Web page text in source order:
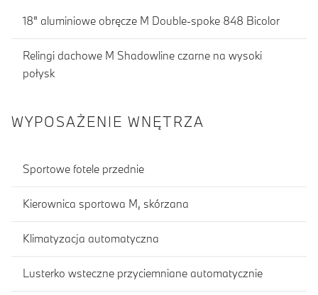
18" aluminiowe obręcze M Double-spoke 848 Bicolor
Relingi dachowe M Shadowline czarne na wysoki
połysk
WYPOSAŻENIE WNĘTRZA
Sportowe fotele przednie
Kierownica sportowa M, skórzana
Klimatyzacja automatyczna
Lusterko wsteczne przyciemniane automatycznie